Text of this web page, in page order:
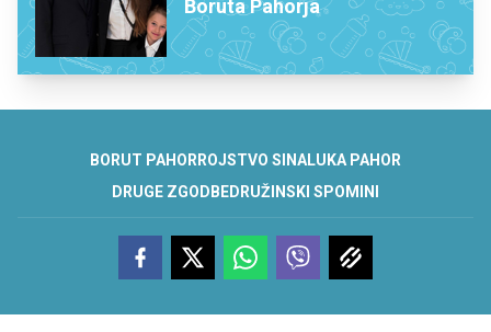
Boruta Pahorja
BORUT PAHOR ROJSTVO SINALUKA PAHOR
DRUGE ZGODBEDRUŽINSKI SPOMINI